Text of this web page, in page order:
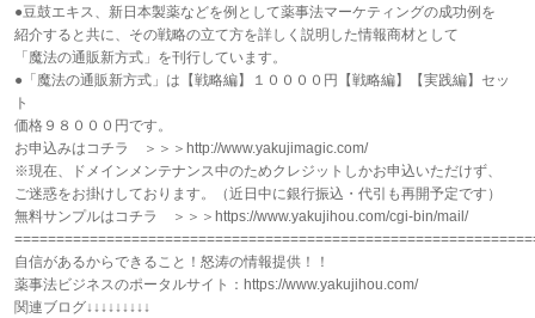
●豆鼓エキス、新日本製薬などを例として薬事法マーケティングの成功例を
紹介すると共に、その戦略の立て方を詳しく説明した情報商材として
「魔法の通販新方式」を刊行しています。
●「魔法の通販新方式」は【戦略編】１００００円【戦略編】【実践編】セッ
ト
価格９８０００円です。
お申込みはコチラ ＞＞＞http://www.yakujimagic.com/
※現在、ドメインメンテナンス中のためクレジットしかお申込いただけず、
ご迷惑をお掛けしております。（近日中に銀行振込・代引も再開予定です）
無料サンプルはコチラ ＞＞＞https://www.yakujihou.com/cgi-bin/mail/
自信があるからできること！怒涛の情報提供！！
薬事法ビジネスのポータルサイト：https://www.yakujihou.com/
関連ブログ↓↓↓↓↓↓↓↓↓